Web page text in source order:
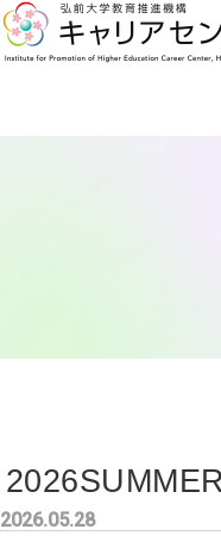
2026.05.28